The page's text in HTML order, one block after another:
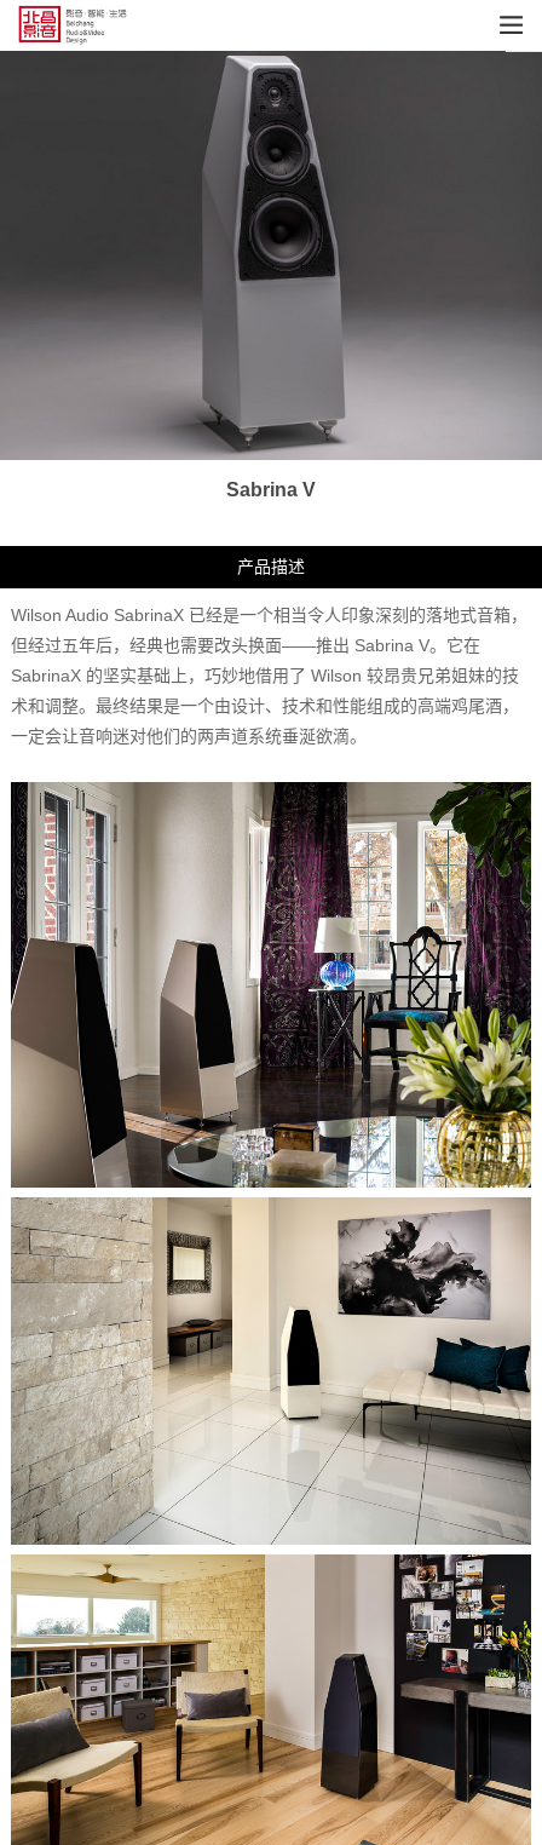
Sabrina V
产品描述
Wilson Audio SabrinaX 已经是一个相当令人印象深刻的落地式音箱，
但经过五年后，经典也需要改头换面——推出 Sabrina V。它在
SabrinaX 的坚实基础上，巧妙地借用了 Wilson 较昂贵兄弟姐妹的技
术和调整。最终结果是一个由设计、技术和性能组成的高端鸡尾酒，
一定会让音响迷对他们的两声道系统垂涎欲滴。